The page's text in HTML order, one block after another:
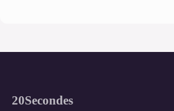
20Secondes